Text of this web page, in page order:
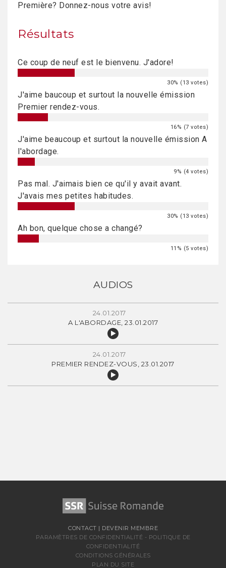
Première? Donnez-nous votre avis!
Résultats
Ce coup de neuf est le bienvenu. J'adore!
30% (13 votes)
J'aime baucoup et surtout la nouvelle émission
Premier rendez-vous.
16% (7 votes)
J'aime beaucoup et surtout la nouvelle émission A
l'abordage.
9% (4 votes)
Pas mal. J'aimais bien ce qu'il y avait avant.
J'avais mes petites habitudes.
30% (13 votes)
Ah bon, quelque chose a changé?
11% (5 votes)
AUDIOS
24.01.2017
A L'ABORDAGE, 23.01.2017
24.01.2017
PREMIER RENDEZ-VOUS, 23.01.2017
CONTACT | DEVENIR MEMBRE
PARAMÈTRES DE CONFIDENTIALITÉ - POLITIQUE DE
CONFIDENTIALITÉ
CONDITIONS GÉNÉRALES
PLAN DU SITE